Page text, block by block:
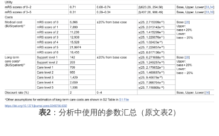
表2 ：分析中使用的参数汇总（原文表2）